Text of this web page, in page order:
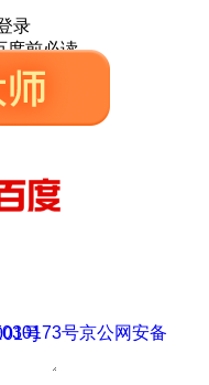
录
度前必读
号
号